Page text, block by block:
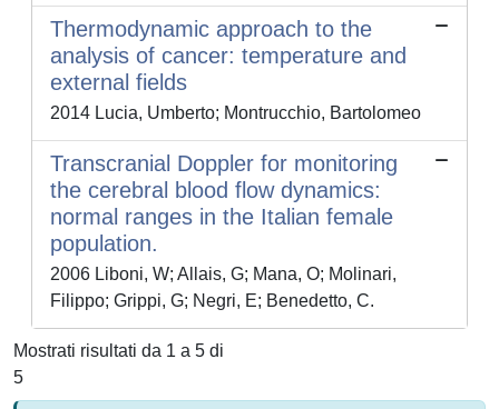
Thermodynamic approach to the
analysis of cancer: temperature and
external fields
2014 Lucia, Umberto; Montrucchio, Bartolomeo
Transcranial Doppler for monitoring
the cerebral blood flow dynamics:
normal ranges in the Italian female
population.
2006 Liboni, W; Allais, G; Mana, O; Molinari,
Filippo; Grippi, G; Negri, E; Benedetto, C.
Mostrati risultati da 1 a 5 di
5